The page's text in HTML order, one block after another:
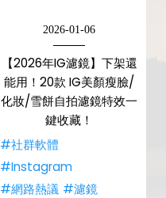
2026-01-06
【2026年IG濾鏡】下架還
能用！20款 IG美顏瘦臉/
化妝/雪餅自拍濾鏡特效一
鍵收藏！
#社群軟體
#Instagram
#網路熱議 #濾鏡